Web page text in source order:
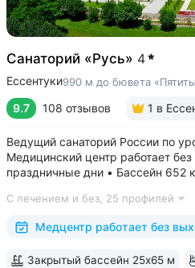
Санаторий «Русь» 4
Ессентуки990 м до бювета
9.7 108 отзывов 1 в
Ведущий санаторий России по
Медицинский центр работает
праздничные дни • Бассейн 652
Глубина от 30 до 180 см, есть
расположены закрытая терраса...
С лечением и без, 25 профилей
Медцентр работает без
Закрытый бассейн 25х65 м